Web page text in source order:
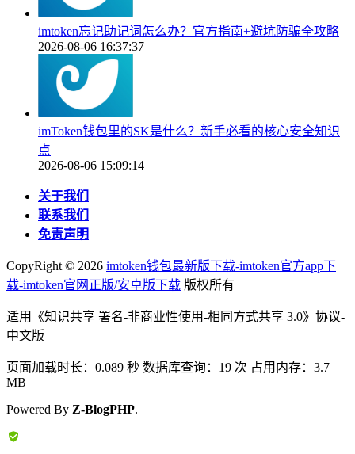
imtoken忘记助记词怎么办？官方指南+避坑防骗全攻略
2026-08-06 16:37:37
imToken钱包里的SK是什么？新手必看的核心安全知识
点
2026-08-06 15:09:14
关于我们
联系我们
免责声明
CopyRight © 2026 imtoken钱包最新版下载-imtoken官方app下
载-imtoken官网正版/安卓版下载 版权所有
适用《知识共享 署名-非商业性使用-相同方式共享 3.0》协议-
中文版
页面加载时长：0.089 秒 数据库查询：19 次 占用内存：3.7
MB
Powered By Z-BlogPHP.